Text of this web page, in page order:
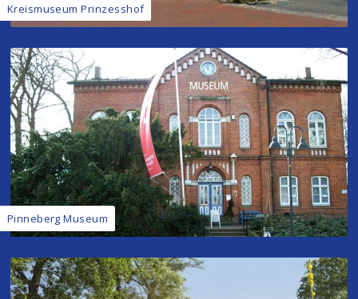
Kreismuseum Prinzesshof
Pinneberg Museum